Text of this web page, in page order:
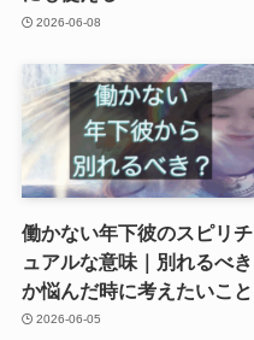
2026-06-08
働かない年下彼のスピリチ
ュアルな意味｜別れるべき
か悩んだ時に考えたいこと
2026-06-05